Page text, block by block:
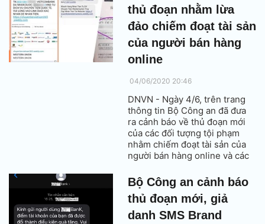
thủ đoạn nhằm lừa
đảo chiếm đoạt tài sản
của người bán hàng
online
04/06/2020 20:46
DNVN - Ngày 4/6, trên trang
thông tin Bộ Công an đã đưa
ra cảnh báo về thủ đoạn mới
của các đối tượng tội phạm
nhằm chiếm đoạt tài sản của
người bán hàng online và các
doanh vừa và nhỏ.
Bộ Công an cảnh báo
thủ đoạn mới, giả
danh SMS Brand